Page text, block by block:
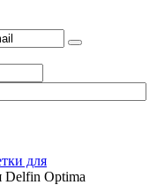
для
Delfin Optima